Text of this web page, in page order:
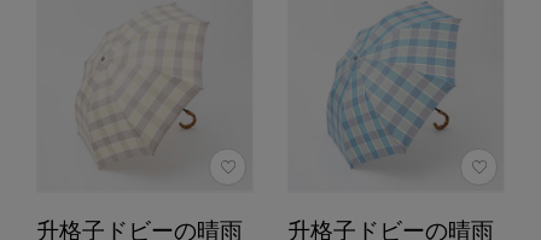
升格子ドビーの晴雨 升格子ドビーの晴雨